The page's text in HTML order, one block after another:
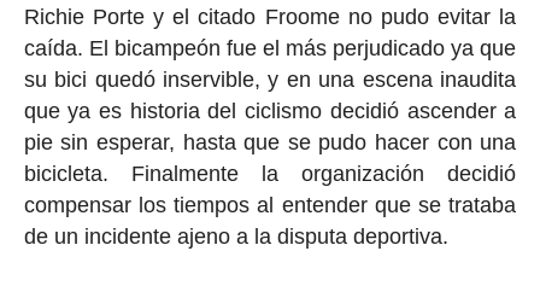
Richie Porte y el citado Froome no pudo evitar la
caída. El bicampeón fue el más perjudicado ya que
su bici quedó inservible, y en una escena inaudita
que ya es historia del ciclismo decidió ascender a
pie sin esperar, hasta que se pudo hacer con una
bicicleta. Finalmente la organización decidió
compensar los tiempos al entender que se trataba
de un incidente ajeno a la disputa deportiva.